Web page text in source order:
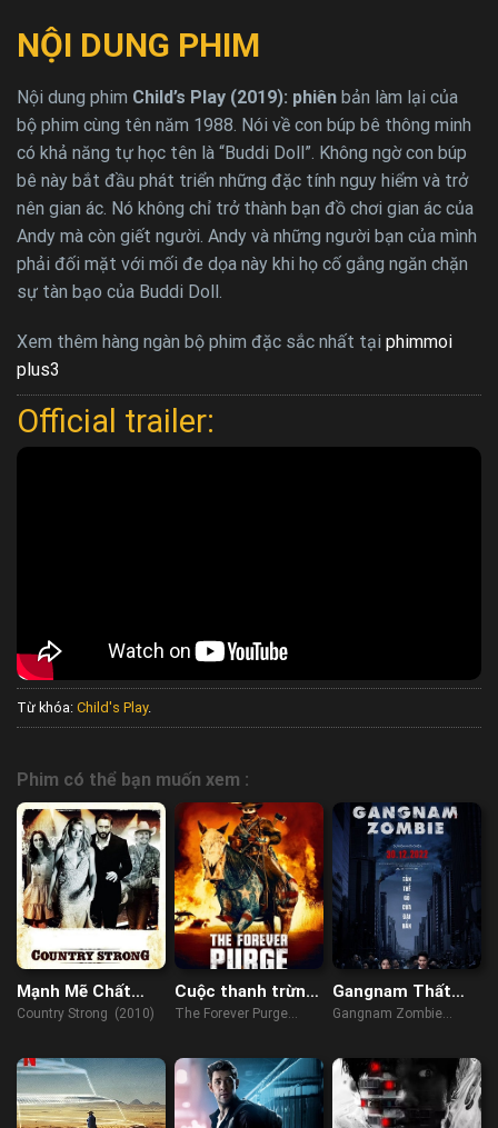
NỘI DUNG PHIM
Nội dung phim Child’s Play (2019): phiên bản làm lại của
bộ phim cùng tên năm 1988. Nói về con búp bê thông minh
có khả năng tự học tên là “Buddi Doll”. Không ngờ con búp
bê này bắt đầu phát triển những đặc tính nguy hiểm và trở
nên gian ác. Nó không chỉ trở thành bạn đồ chơi gian ác của
Andy mà còn giết người. Andy và những người bạn của mình
phải đối mặt với mối đe dọa này khi họ cố gắng ngăn chặn
sự tàn bạo của Buddi Doll.
Xem thêm hàng ngàn bộ phim đặc sắc nhất tại phimmoi
plus3
Official trailer:
Từ khóa: Child's Play.
Phim có thể bạn muốn xem :
Mạnh Mẽ Chất
Đồng Quê
Country Strong (2010)
Cuộc thanh trừng
vĩnh viễn
The Forever Purge
Gangnam Thất
Thủ
Gangnam Zombie